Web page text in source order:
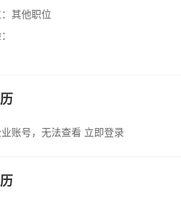
其他职位
账号，无法查看 立即登录